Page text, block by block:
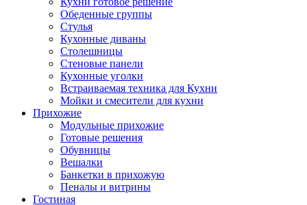
Обеденные группы
Стулья
Кухонные диваны
Столешницы
Стеновые панели
Кухонные уголки
Встраиваемая техника для Кухни
Мойки и смесители для кухни
Прихожие
Модульные прихожие
Готовые решения
Обувницы
Вешалки
Банкетки в прихожую
Пеналы и витрины
Гостиная